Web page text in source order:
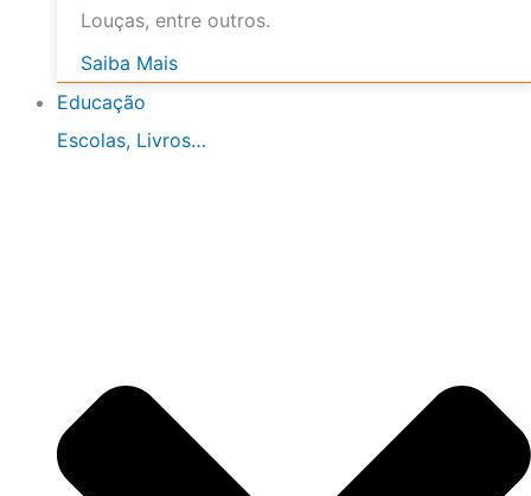
Louças, entre outros.
Saiba Mais
Educação
Escolas, Livros…